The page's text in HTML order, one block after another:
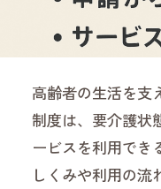
高齢者の生活を支
制度は、要介護状
ービスを利用でき
しくみや利用の流